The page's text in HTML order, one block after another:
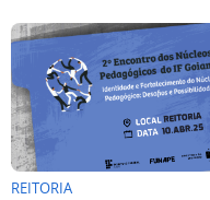
REITORIA